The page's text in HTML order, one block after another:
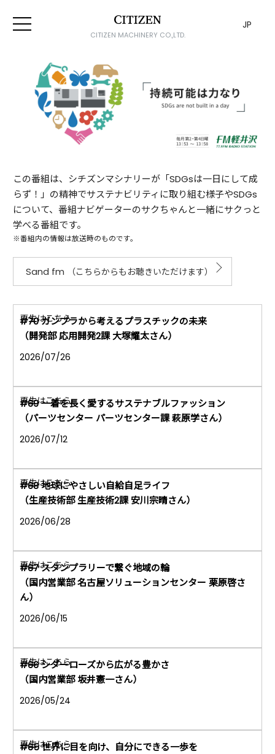
CITIZEN MACHINERY CO.,LTD.
JP
この番組は、シチズンマシナリーが「SDGsは一日にして成
らず！」の精神でサステナビリティに取り組む様子やSDGs
について、番組ナビゲーターのサクちゃんと一緒にサクっと
学べる番組です。
※番組内の情報は放送時のものです。
Sand fm （こちらからもお聴きいただけます）
#70 ガンプラから考えるプラスチックの未来
（開発部 応用開発2課 大塚耀太さん）
2026/07/26
#69 一着を長く愛するサステナブルファッション
（パーツセンター パーツセンター課 萩原学さん）
2026/07/12
#68 地球にやさしい自給自足ライフ
（生産技術部 生産技術2課 安川宗晴さん）
2026/06/28
#67 スタンプラリーで繋ぐ地域の輪
（国内営業部 名古屋ソリューションセンター 栗原啓さ
ん）
2026/06/15
#66 シダーローズから広がる豊かさ
（国内営業部 坂井憲一さん）
2026/05/24
#65 世界に目を向け、自分にできる一歩を